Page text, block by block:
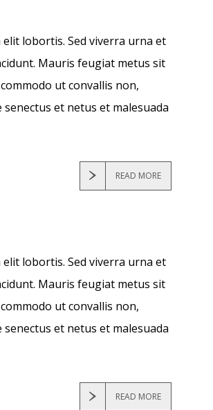
lobortis. Sed viverra urna et
Mauris feugiat metus sit
ut convallis non,
et netus et malesuada
READ MORE
lobortis. Sed viverra urna et
Mauris feugiat metus sit
ut convallis non,
et netus et malesuada
READ MORE